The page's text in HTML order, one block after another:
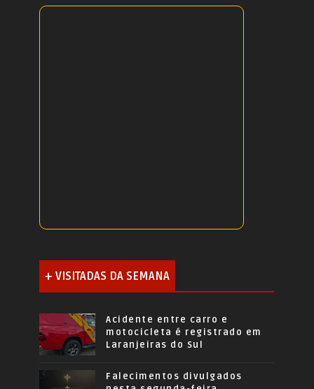
+ VISITADAS DA SEMANA
Acidente entre carro e
motocicleta é registrado em
Laranjeiras do Sul
Falecimentos divulgados